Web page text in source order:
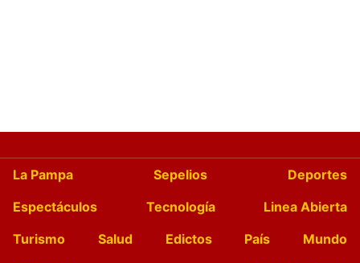
La Pampa Sepelios
Deportes
Espectáculos
Tecnología
Linea Abierta
Turismo
Salud Edictos País
Mundo